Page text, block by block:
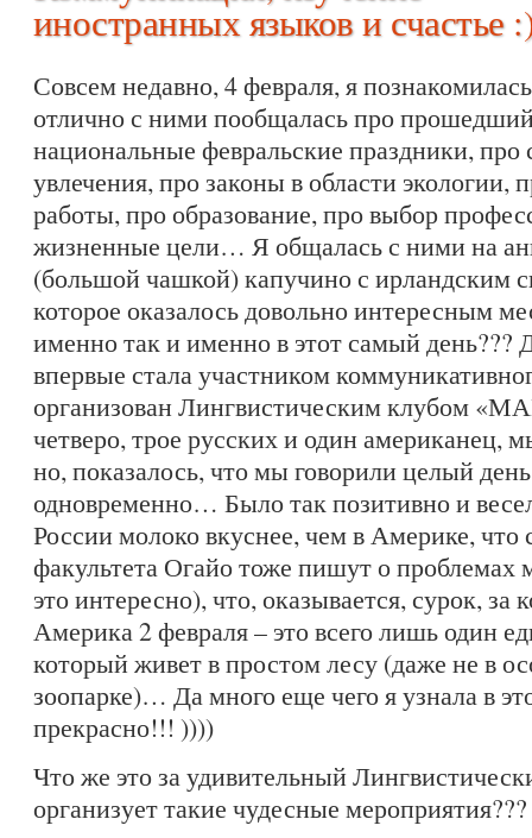
иностранных языков и счастье
Совсем недавно, 4 февраля, я
отлично с ними пообщалась про
национальные февральские праздники, про
увлечения, про законы в области экологии,
работы, про образование, про выбор
жизненные цели… Я общалась с ними на
(большой чашкой) капучино с ирландским
которое оказалось довольно интересным
именно так и именно в этот самый день???
впервые стала участником
организован Лингвистическим клубом
четверо, трое русских и один американец,
но, показалось, что мы говорили целый
одновременно… Было так позитивно и
России молоко вкуснее, чем в Америке, что
факультета Огайо тоже пишут о
это интересно), что, оказывается, сурок, за
Америка 2 февраля – это всего лишь один
который живет в простом лесу (даже не в
зоопарке)… Да много еще чего я узнала в
прекрасно!!! ))))
Что же это за удивительный
организует такие чудесные мероприятия???